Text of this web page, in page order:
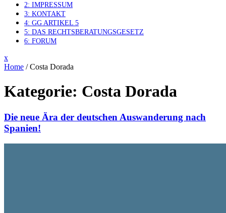
2: IMPRESSUM
3: KONTAKT
4: GG ARTIKEL 5
5: DAS RECHTSBERATUNGSGESETZ
6: FORUM
xClose
Menu
Home /Costa Dorada
Kategorie: Costa Dorada
Die neue Ära der deutschen Auswanderung nach
Spanien!